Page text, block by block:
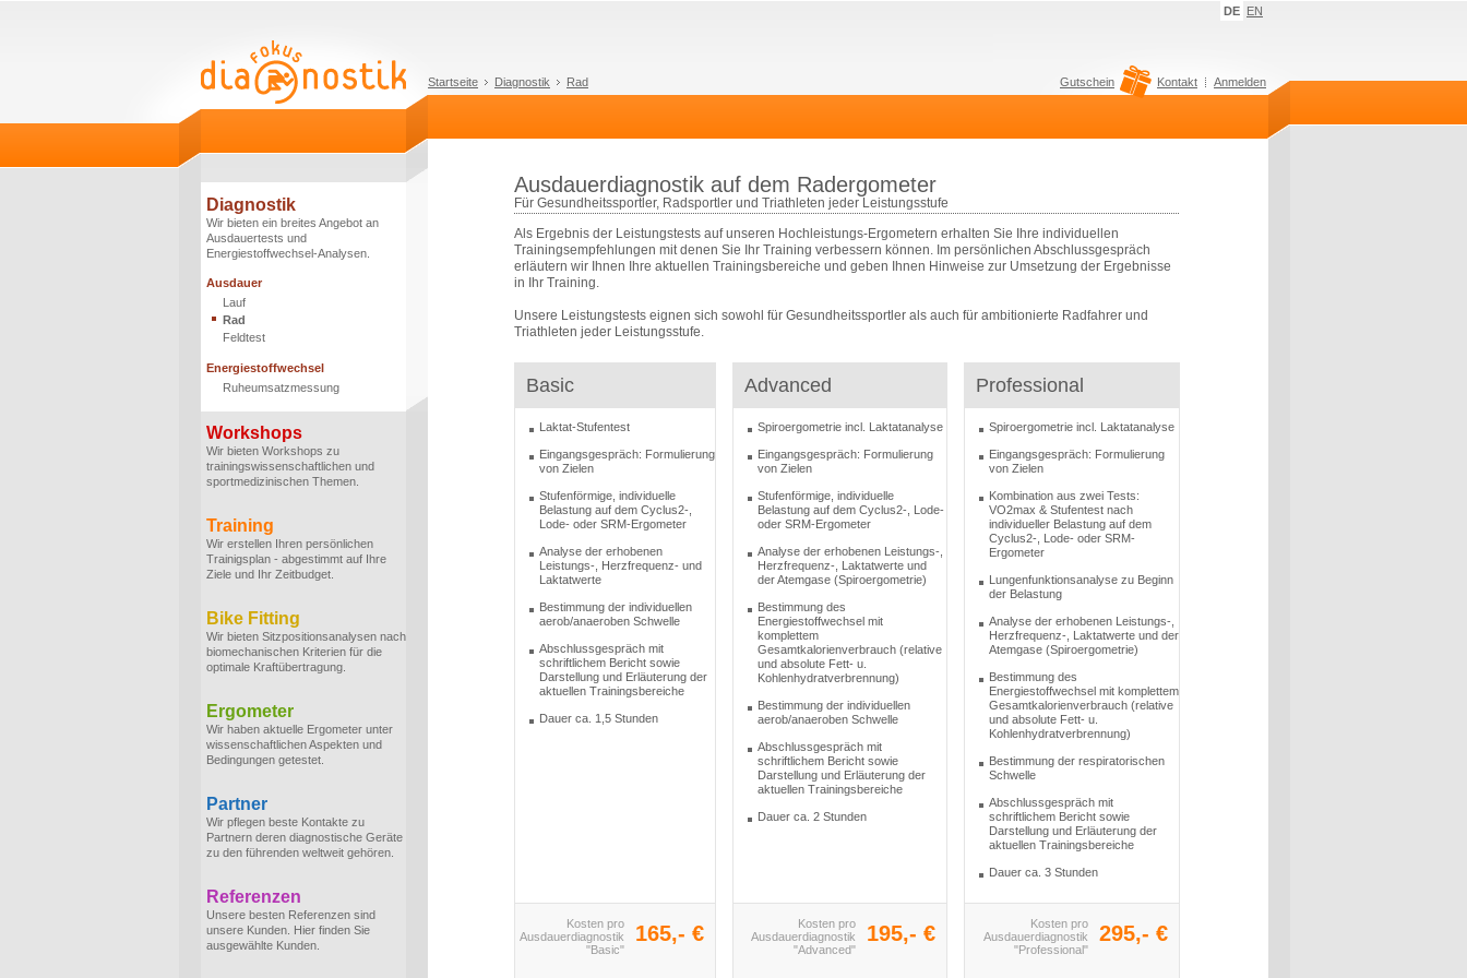
DE EN
Startseite Diagnostik Rad Gutschein Kontakt Anmelden
Diagnostik
Wir bieten ein breites Angebot an
Ausdauertests und
Energiestoffwechsel-Analysen.
Ausdauer
Lauf
Rad
Feldtest
Energiestoffwechsel
Ruheumsatzmessung
Workshops
Wir bieten Workshops zu
trainingswissenschaftlichen und
sportmedizinischen Themen.
Training
Wir erstellen Ihren persönlichen
Trainigsplan - abgestimmt auf Ihre
Ziele und Ihr Zeitbudget.
Bike Fitting
Wir bieten Sitzpositionsanalysen nach
biomechanischen Kriterien für die
optimale Kraftübertragung.
Ergometer
Wir haben aktuelle Ergometer unter
wissenschaftlichen Aspekten und
Bedingungen getestet.
Partner
Wir pflegen beste Kontakte zu
Partnern deren diagnostische Geräte
zu den führenden weltweit gehören.
Referenzen
Unsere besten Referenzen sind
unsere Kunden. Hier finden Sie
ausgewählte Kunden.
Ausdauerdiagnostik auf dem Radergometer
Für Gesundheitssportler, Radsportler und Triathleten jeder Leistungsstufe
Als Ergebnis der Leistungstests auf unseren Hochleistungs-Ergometern erhalten Sie Ihre individuellen
Trainingsempfehlungen mit denen Sie Ihr Training verbessern können. Im persönlichen Abschlussgespräch
erläutern wir Ihnen Ihre aktuellen Trainingsbereiche und geben Ihnen Hinweise zur Umsetzung der Ergebnisse
in Ihr Training.
Unsere Leistungstests eignen sich sowohl für Gesundheitssportler als auch für ambitionierte Radfahrer und
Triathleten jeder Leistungsstufe.
Basic
Laktat-Stufentest
Eingangsgespräch: Formulierung
von Zielen
Stufenförmige, individuelle
Belastung auf dem Cyclus2-,
Lode- oder SRM-Ergometer
Analyse der erhobenen
Leistungs-, Herzfrequenz- und
Laktatwerte
Bestimmung der individuellen
aerob/anaeroben Schwelle
Abschlussgespräch mit
schriftlichem Bericht sowie
Darstellung und Erläuterung der
aktuellen Trainingsbereiche
Dauer ca. 1,5 Stunden
Advanced
Spiroergometrie incl. Laktatanalyse
Eingangsgespräch: Formulierung
von Zielen
Stufenförmige, individuelle
Belastung auf dem Cyclus2-, Lode-
oder SRM-Ergometer
Analyse der erhobenen Leistungs-,
Herzfrequenz-, Laktatwerte und
der Atemgase (Spiroergometrie)
Bestimmung des
Energiestoffwechsel mit
komplettem
Gesamtkalorienverbrauch (relative
und absolute Fett- u.
Kohlenhydratverbrennung)
Bestimmung der individuellen
aerob/anaeroben Schwelle
Abschlussgespräch mit
schriftlichem Bericht sowie
Darstellung und Erläuterung der
aktuellen Trainingsbereiche
Dauer ca. 2 Stunden
Professional
Spiroergometrie incl. Laktatanalyse
Eingangsgespräch: Formulierung
von Zielen
Kombination aus zwei Tests:
VO2max & Stufentest nach
individueller Belastung auf dem
Cyclus2-, Lode- oder SRM-
Ergometer
Lungenfunktionsanalyse zu Beginn
der Belastung
Analyse der erhobenen Leistungs-,
Herzfrequenz-, Laktatwerte und der
Atemgase (Spiroergometrie)
Bestimmung des
Energiestoffwechsel mit komplettem
Gesamtkalorienverbrauch (relative
und absolute Fett- u.
Kohlenhydratverbrennung)
Bestimmung der respiratorischen
Schwelle
Abschlussgespräch mit
schriftlichem Bericht sowie
Darstellung und Erläuterung der
aktuellen Trainingsbereiche
Dauer ca. 3 Stunden
165,- €
Kosten pro
Ausdauerdiagnostik
"Basic"
195,- €
Kosten pro
Ausdauerdiagnostik
"Advanced"
295,- €
Kosten pro
Ausdauerdiagnostik
"Professional"